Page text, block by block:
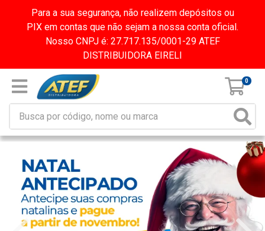
Para a sua segurança, não realizem depósitos ou
PIX em contas que não sejam a nossa conta oficial.
Nosso CNPJ é: 27.717.135/0001-29 ATEF
DISTRIBUIDORA EIRELI
0